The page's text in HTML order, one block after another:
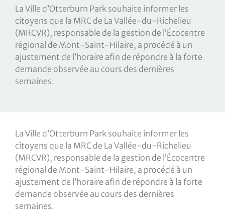
La Ville d’Otterburn Park souhaite informer les
citoyens que la MRC de La Vallée-du-Richelieu
(MRCVR), responsable de la gestion de l’Écocentre
régional de Mont-Saint-Hilaire, a procédé à un
ajustement de l’horaire afin de répondre à la forte
demande observée au cours des dernières
semaines.
La Ville d’Otterburn Park souhaite informer les
citoyens que la MRC de La Vallée-du-Richelieu
(MRCVR), responsable de la gestion de l’Écocentre
régional de Mont-Saint-Hilaire, a procédé à un
ajustement de l’horaire afin de répondre à la forte
demande observée au cours des dernières
semaines.